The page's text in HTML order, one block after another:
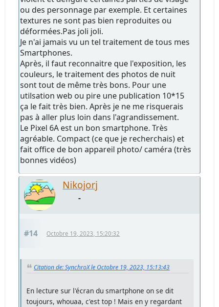
ou des personnage par exemple. Et certaines
textures ne sont pas bien reproduites ou
déformées.Pas joli joli.
Je n'ai jamais vu un tel traitement de tous mes
Smartphones.
Après, il faut reconnaitre que l'exposition, les
couleurs, le traitement des photos de nuit
sont tout de même très bons. Pour une
utilsation web ou pire une publication 10*15
ça le fait très bien. Après je ne me risquerais
pas à aller plus loin dans l'agrandissement.
Le Pixel 6A est un bon smartphone. Très
agréable. Compact (ce que je recherchais) et
fait office de bon appareil photo/ caméra (très
bonnes vidéos)
Nikojorj
-
#14 Octobre 19, 2023, 15:20:32
Citation de: SynchroX le Octobre 19, 2023, 15:13:43
En lecture sur l'écran du smartphone on se dit
toujours, whouaa, c'est top ! Mais en y regardant